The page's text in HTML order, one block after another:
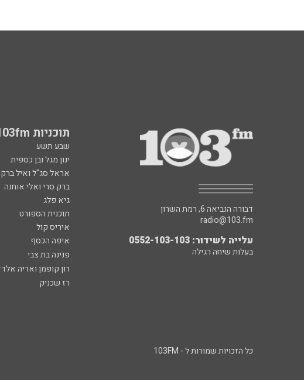
תוכניות 103fm
שבע תשע
ינון מגל ובן כספית
אראל סג"ל ואיל
ברק סרי ואלי אוחנה
גיא פלג
תוכנית הספורט
איריס קול
איפה הכסף
פנינה בת צבי
רון קופמן ואריה
רז שכניק
דבורה הנביאה 6, רמת השרון
radio@103.fm
עלייה לשידור: 0552-103-103
בעלות שיחה רגילה
כל הזכויות שמורות ל - 103FM